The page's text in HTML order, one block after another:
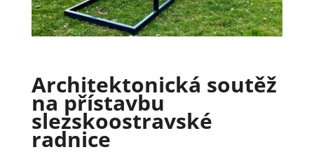
Architektonická soutěž
na přístavbu
slezskoostravské
radnice